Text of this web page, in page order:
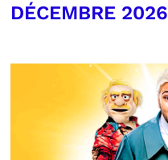
DÉCEMBRE 2026